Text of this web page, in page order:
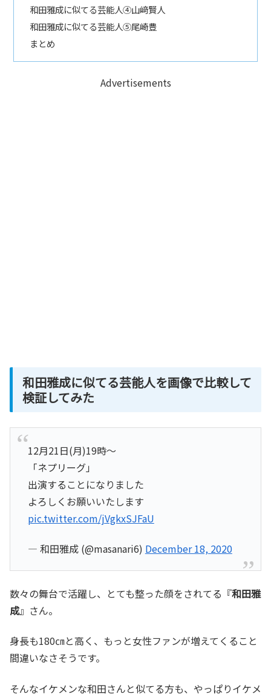
和田雅成に似てる芸能人④山﨑賢人
和田雅成に似てる芸能人⑤尾崎豊
まとめ
Advertisements
和田雅成に似てる芸能人を画像で比較して
検証してみた
12月21日(月)19時〜
「ネプリーグ」
出演することになりました
よろしくお願いいたします
pic.twitter.com/jVgkxSJFaU
— 和田雅成 (@masanari6) December 18, 2020
数々の舞台で活躍し、とても整った顔をされてる『和田雅
成』さん。
身長も180㎝と高く、もっと女性ファンが増えてくること
間違いなさそうです。
そんなイケメンな和田さんと似てる方も、やっぱりイケメ